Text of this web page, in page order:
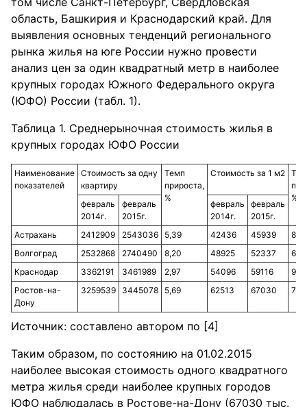
область, Башкирия и Краснодарский край. Для
выявления основных тенденций регионального
рынка жилья на юге России нужно провести
анализ цен за один квадратный метр в наиболее
крупных городах Южного Федерального округа
(ЮФО) России (табл. 1).
Таблица 1. Среднерыночная стоимость жилья в
крупных городах ЮФО России
Наименование
показателей
Стоимость за одну
квартиру
Темп
прироста,
%
Стоимость за 1 м2
%
февраль
2014г.
февраль
2015г.
февраль
2014г.
февраль
2015г.
Астрахань
2412909 2543036 5,39 42436 45939
8,25
Волгоград
2532868 2740490 8,20 48925 52337
6,97
Краснодар
3362191 3461989 2,97 54096 59116
9,28
Ростов-на-
Дону
3259539 3445078 5,69 62513 67030 7,23
Источник: составлено автором по [4]
Таким образом, по состоянию на 01.02.2015
наиболее высокая стоимость одного квадратного
метра жилья среди наиболее крупных городов
ЮФО наблюдалась в Ростове-на-Дону (67030 тыс.